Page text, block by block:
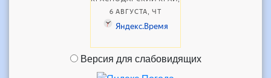
Версия для слабовидящих